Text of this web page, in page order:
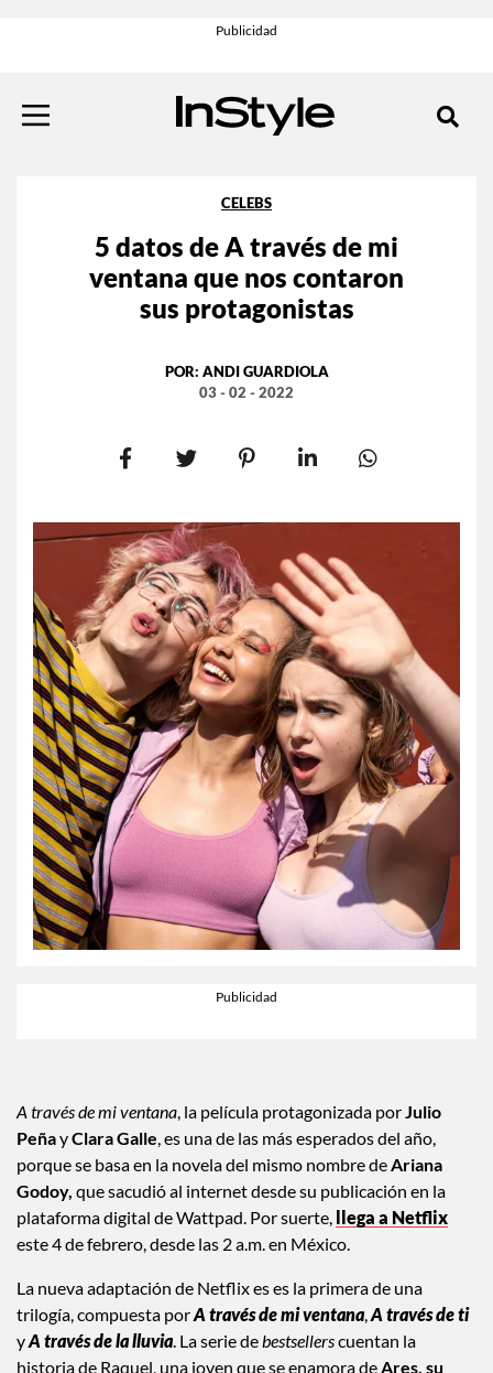
CELEBS
5 datos de A través de mi
ventana que nos contaron
sus protagonistas
POR: ANDI GUARDIOLA
03 - 02 - 2022
A través de mi ventana, la película protagonizada porJulio
PeñayClara Galle, es una de las más esperados del año,
porque se basa en la novela del mismo nombre deAriana
Godoy, que sacudió al internet desde su publicación en la
plataforma digital de Wattpad. Por suerte, llega a Netflix
este 4 de febrero, desde las 2 a.m. en México.
La nueva adaptación de Netflix es es la primera de una
trilogía, compuesta porA través de mi ventana,A través de ti
yA través de la lluvia. La serie debestsellerscuentan la
historia de Raquel, una joven que se enamora deAres, su